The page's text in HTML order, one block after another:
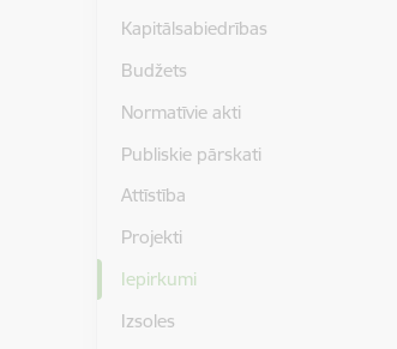
Kapitālsabiedrības
Budžets
Normatīvie akti
Publiskie pārskati
Attīstība
Projekti
Iepirkumi
Izsoles